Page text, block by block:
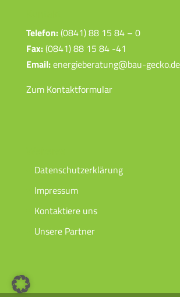
Telefon:(0841) 88 15 84 – 0
Fax:(0841) 88 15 84 -41
Email:energieberatung@bau-gecko.de
Zum Kontaktformular
Datenschutzerklärung
Impressum
Kontaktiere uns
Unsere Partner